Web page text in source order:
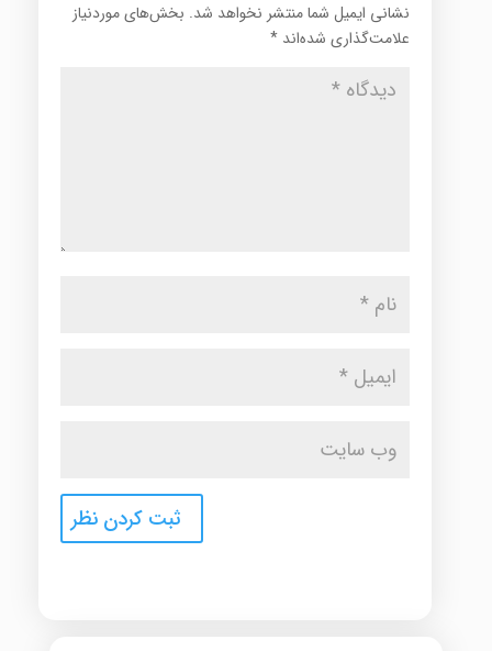
نشانی ایمیل شما منتشر نخواهد شد. بخش‌های موردنیاز
علامت‌گذاری شده‌اند *